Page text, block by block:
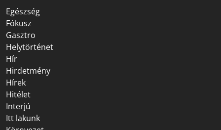
Egészség
Fókusz
Gasztro
Helytörténet
Hír
Hirdetmény
Hírek
Hitélet
Interjú
Itt lakunk